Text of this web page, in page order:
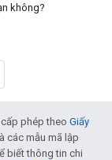
không?
phép theo Giấy
các mẫu mã lập
biết thông tin chi